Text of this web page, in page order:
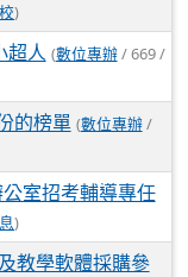
)
超人 (數位專辦/ 669 /
的榜單 (數位專辦/
室招考輔導專任
)
教學軟體採購參